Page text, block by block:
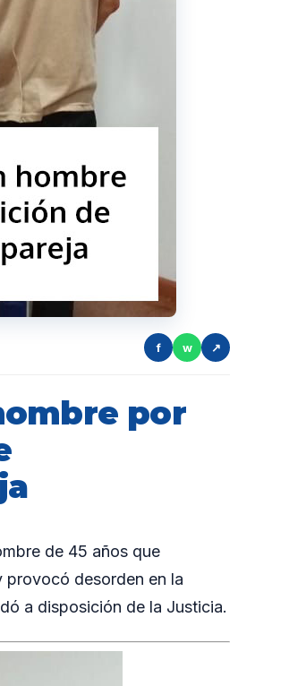
f w ↗
por
de 45 años que
provocó desorden en la
a disposición de la Justicia.